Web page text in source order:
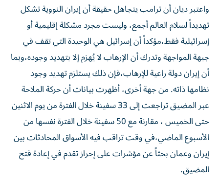
واعتبر ديان أن ترامب يتجاهل حقيقة أن إيران النووية تشكل
تهديداً لسلام العالم أجمع، وليست مجرد مشكلة إقليمية أو
إسرائيلية فقط،مؤكداً أن إسرائيل هي الوحيدة التي تقف في
جبهة المواجهة وتدرك أن الإرهاب لا يُهزم إلا بتهديد وجوده،وبما
أن إيران دولة راعية للإرهاب،فإن ذلك يستلزم تهديد وجود
نظامها ذاته. من جهة أخرى، أظهرت بيانات أن حركة الملاحة
عبر المضيق تراجعت إلى 33 سفينة خلال الفترة من يوم الاثنين
حتى الخميس ، مقارنة مع 50 سفينة خلال الفترة نفسها من
الأسبوع الماضي،​في وقت تراقب فيه الأسواق المحادثات بين
إيران وعمان بحثاً ‌عن مؤشرات على إحراز ‌تقدم في إعادة فتح
المضيق.